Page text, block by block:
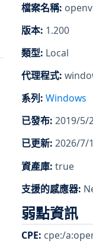
檔案名稱:
版本: 1.200
類型: Local
代理程式:
系列 : Windows
已發布: 2019/5/
已更新: 2026/7/
資產庫: true
支援的感應器:
弱點資訊
CPE: cpe:/